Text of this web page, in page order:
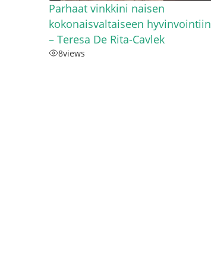
Parhaat vinkkini naisen
kokonaisvaltaiseen hyvinvointiin
– Teresa De Rita-Cavlek
8views